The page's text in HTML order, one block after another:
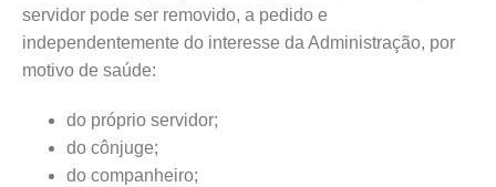
servidor pode ser removido, a pedido e
independentemente do interesse da Administração, por
motivo de saúde:
do próprio servidor;
do cônjuge;
do companheiro;